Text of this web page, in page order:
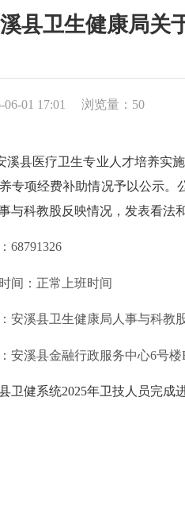
县卫生健康局关
01 17:01 浏览量： 50
溪县医疗卫生专业人才培养实
专项经费补助情况予以公示。
与科教股反映情况，发表看法
68791326
间：正常上班时间
安溪县卫生健康局人事与科教
安溪县金融行政服务中心6号楼
卫健系统2025年卫技人员完成